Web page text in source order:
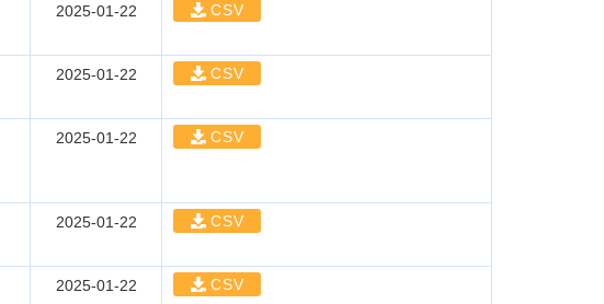
2025-01-22 CSV
2025-01-22 CSV
2025-01-22 CSV
2025-01-22 CSV
2025-01-22 CSV